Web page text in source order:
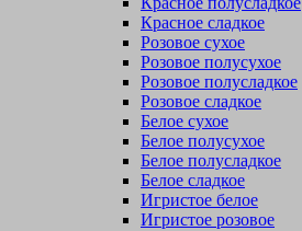
Красное сладкое
Розовое сухое
Розовое полусухое
Розовое полусладкое
Розовое сладкое
Белое сухое
Белое полусухое
Белое полусладкое
Белое сладкое
Игристое белое
Игристое розовое